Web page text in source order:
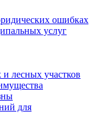
ошибках
услуг
лесных участков
для